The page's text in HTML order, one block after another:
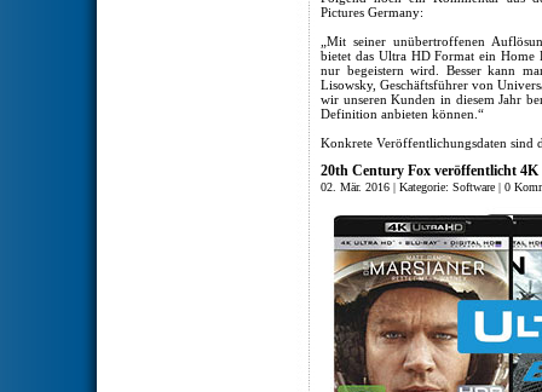
Pictures Germany:
„Mit seiner unübertroffenen
bietet das Ultra HD Format ein Home
nur begeistern wird. Besser kann
Lisowsky, Geschäftsführer von
wir unseren Kunden in diesem Jahr
Definition anbieten können.“
Konkrete Veröffentlichungsdaten sind
20th Century Fox veröffentlicht
02. Mär. 2016 | Kategorie: Software | 0